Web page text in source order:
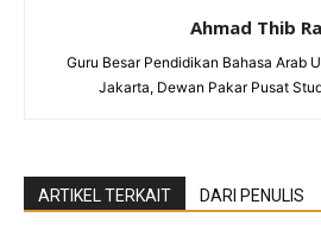
Ahmad Thib
Guru Besar Pendidikan Bahasa Arab
Jakarta, Dewan Pakar Pusat
ARTIKEL TERKAIT DARI PENULIS